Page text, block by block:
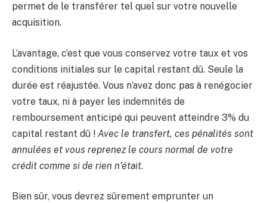
permet de le transférer tel quel sur votre nouvelle
acquisition.
L’avantage, c’est que vous conservez votre taux et vos
conditions initiales sur le capital restant dû. Seule la
durée est réajustée. Vous n’avez donc pas à renégocier
votre taux, ni à payer les indemnités de
remboursement anticipé qui peuvent atteindre 3% du
capital restant dû ! Avec le transfert, ces pénalités sont
annulées et vous reprenez le cours normal de votre
crédit comme si de rien n’était.
Bien sûr, vous devrez sûrement emprunter un